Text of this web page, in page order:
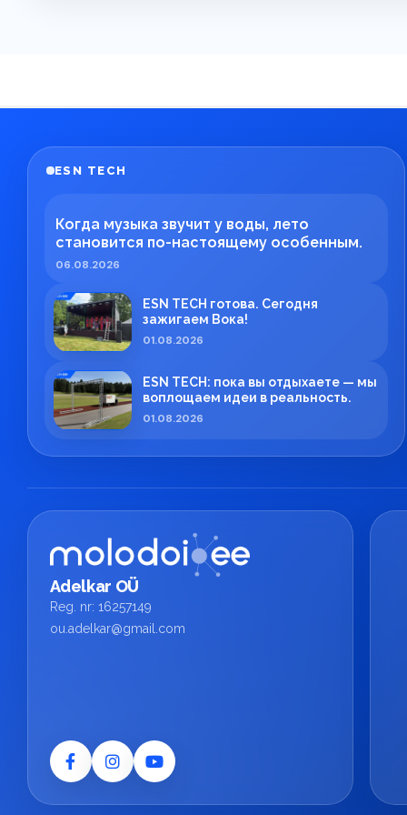
ESN TECH
Когда музыка звучит у воды, лето
становится по-настоящему особенным.
06.08.2026
ESN TECH готова. Сегодня
зажигаем Вока!
01.08.2026
ESN TECH: пока вы отдыхаете — мы
воплощаем идеи в реальность.
01.08.2026
Adelkar OÜ
Reg. nr: 16257149
ou.adelkar@gmail.com